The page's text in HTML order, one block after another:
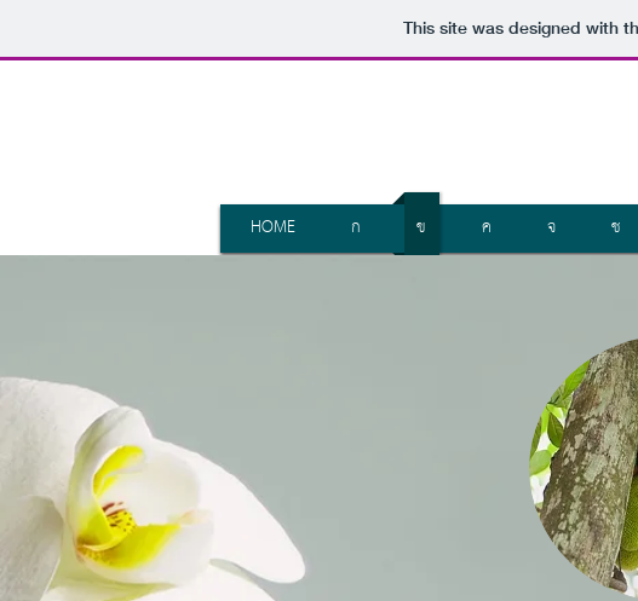
This site was designed with
HOME
ก ข ค จ ช